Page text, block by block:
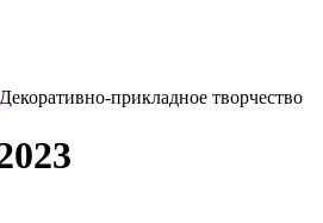
Декоративно-прикладное творчество